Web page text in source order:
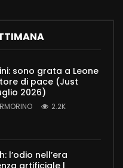
sono grata a Leone
di pace (Just
2026)
2.2K
l’odio nell’era